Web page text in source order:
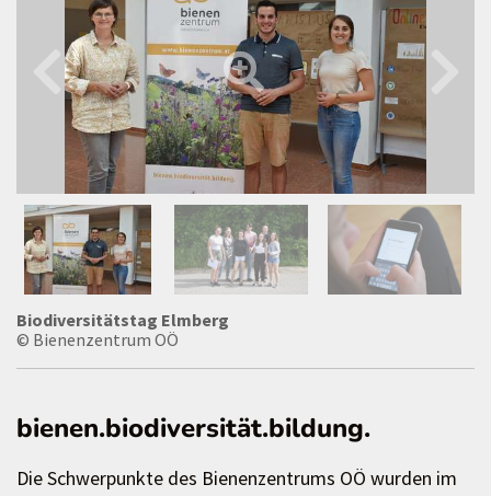
Biodiversitätstag Elmberg
© Bienenzentrum OÖ
bienen.biodiversität.bildung.
Die Schwerpunkte des Bienenzentrums OÖ wurden im